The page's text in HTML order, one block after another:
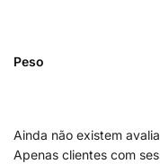
Peso
Ainda não existem
Apenas clientes com